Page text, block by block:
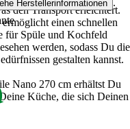
den Transport erleichtert.
einen schnellen
für Spüle und Kochfeld
werden, sodass Du die
gestalten kannst.
Nano 270 cm erhältst Du
Küche, die sich Deinen
Herstellerinformationen .